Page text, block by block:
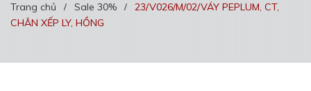
Trang chủ / Sale 30% /
23/V026/M/02/VÁY PEPLUM, CT,
CHÂN XẾP LY, HỒNG